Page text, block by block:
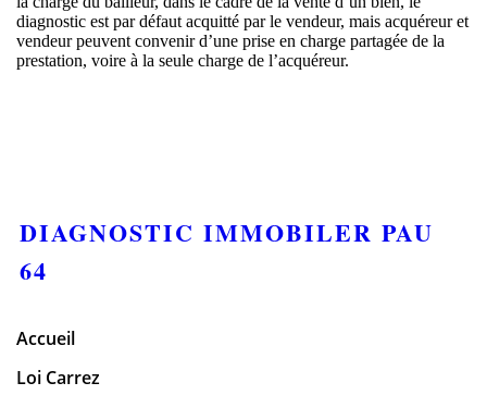
diagnostic est par défaut acquitté par le vendeur, mais acquéreur et
vendeur peuvent convenir d’une prise en charge partagée de la
prestation, voire à la seule charge de l’acquéreur.
DIAGNOSTIC IMMOBILER PAU
64
Accueil
Loi Carrez